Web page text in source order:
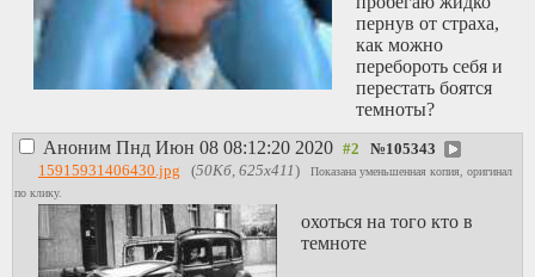
пернув от страха,
как можно
перебороть себя и
перестать боятся
темноты?
Аноним Пнд Июн 08 08:12:20 2020 №105343
15915931406430.jpg (50Кб, 625x411)
Показана уменьшенная копия, оригинал
по клику.
охоться на того кто в
темноте